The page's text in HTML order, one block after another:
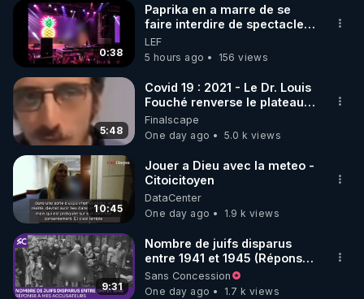
http://rgnr.li/instagram
🌱 LA NEWSLETTER
Pour ne pas rater l’actualité RGNR (stages,
http://rgnr.li/news
🌱 VIDÉOS NON CENSURÉES SUR ODYSEE
Toutes les vidéos Youtube sont aussi sur la
http://rgnr.li/odysee
🌱 LES STAGES EN PRÉSENTIEL
http://rgnr.li/stages
0:38
Paprika en a marre de se
faire interdire de spectacle.
Elle décide donc de devenir
DJ !
LEF
5 hours ago
156 views
5:48
Covid 19 : 2021 - Le Dr. Louis
Fouché renverse le plateau
de CNews !
Finalscape
One day ago
5.0 k views
10:45
Jouer a Dieu avec la meteo -
Citoicitoyen
DataCenter
One day ago
1.9 k views
9:31
Nombre de juifs disparus
entre 1941 et 1945 (Réponse
à mes accusateurs)
Sans Concession
One day ago
1.7 k views